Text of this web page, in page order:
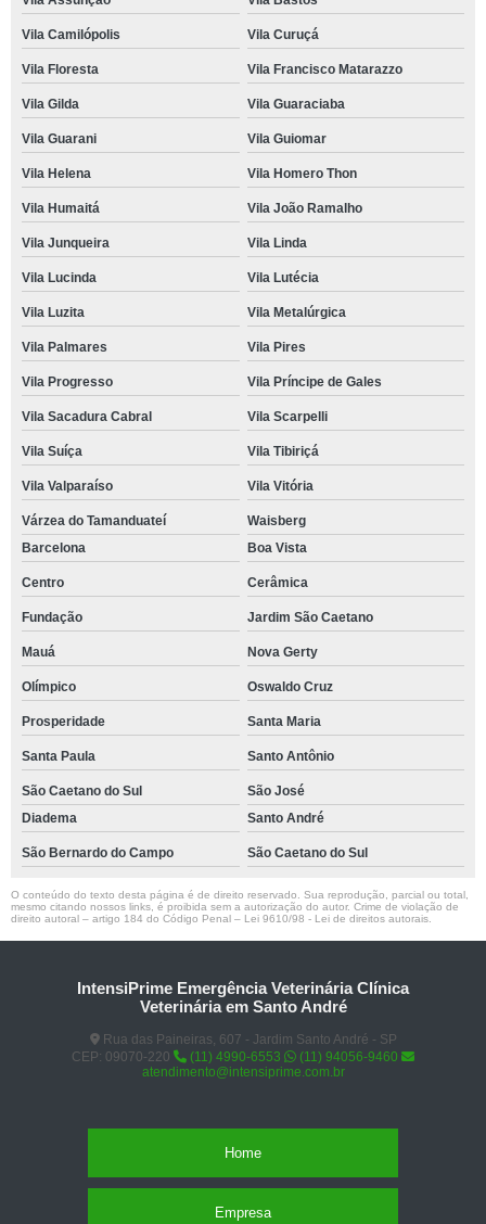
Vila Camilópolis Vila Curuçá
Vila Floresta Vila Francisco Matarazzo
Vila Gilda Vila Guaraciaba
Vila Guarani Vila Guiomar
Vila Helena Vila Homero Thon
Vila Humaitá Vila João Ramalho
Vila Junqueira Vila Linda
Vila Lucinda Vila Lutécia
Vila Luzita Vila Metalúrgica
Vila Palmares Vila Pires
Vila Progresso Vila Príncipe de Gales
Vila Sacadura Cabral Vila Scarpelli
Vila Suíça Vila Tibiriçá
Vila Valparaíso Vila Vitória
Várzea do Tamanduateí
Waisberg
Barcelona
Boa Vista
Centro Cerâmica
Fundação Jardim São Caetano
Mauá Nova Gerty
Olímpico Oswaldo Cruz
Prosperidade Santa Maria
Santa Paula Santo Antônio
São Caetano do Sul
São José
Diadema
Santo André
São Bernardo do Campo São Caetano do Sul
O conteúdo do texto desta página é de direito reservado. Sua reprodução, parcial ou total,
mesmo citando nossos links, é proibida sem a autorização do autor. Crime de violação de
direito autoral – artigo 184 do Código Penal – Lei 9610/98 - Lei de direitos autorais
IntensiPrime Emergência Veterinária Clínica
Veterinária em Santo André
Rua das Paineiras, 607 - Jardim Santo André - SP
CEP: 09070-220
(11) 4990-6553
(11) 94056-9460
atendimento@intensiprime.com.br
Home
Empresa